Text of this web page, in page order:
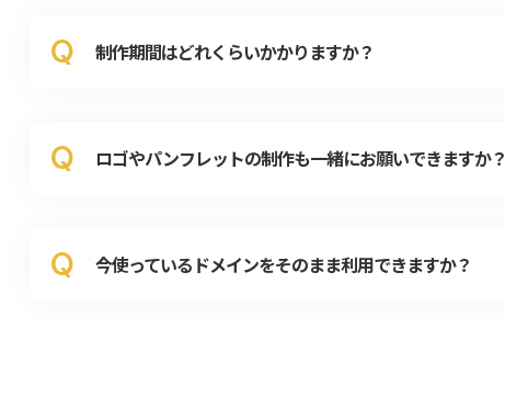
Q 制作期間はどれくらいかかりますか？
Q ロゴやパンフレットの制作も一緒にお願いできますか？
Q 今使っているドメインをそのまま利用できますか？